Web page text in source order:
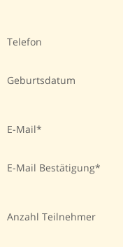
Telefon
Geburtsdatum
E-Mail
E-Mail Bestätigung
Anzahl Teilnehmer